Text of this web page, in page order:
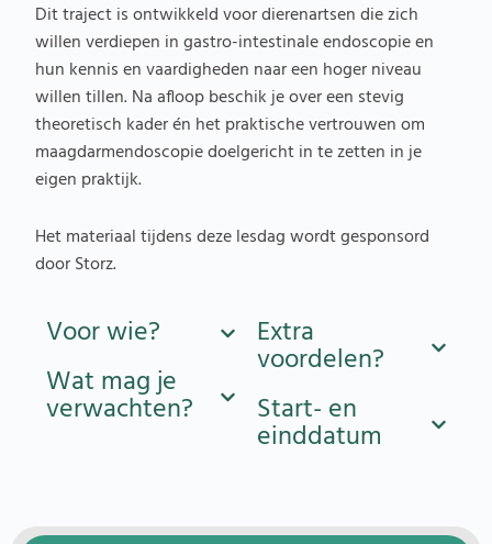
Dit traject is ontwikkeld voor dierenartsen die zich
willen verdiepen in gastro-intestinale endoscopie en
hun kennis en vaardigheden naar een hoger niveau
willen tillen. Na afloop beschik je over een stevig
theoretisch kader én het praktische vertrouwen om
maagdarmendoscopie doelgericht in te zetten in je
eigen praktijk.
Het materiaal tijdens deze lesdag wordt gesponsord
door Storz.
Voor wie?
Wat mag je
verwachten?
Extra
voordelen?
Start- en
einddatum